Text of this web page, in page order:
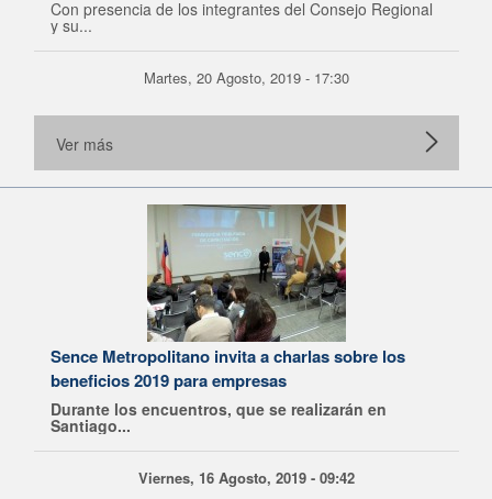
Con presencia de los integrantes del Consejo Regional
y su...
Martes, 20 Agosto, 2019 - 17:30
Ver más
Sence Metropolitano invita a charlas sobre los
beneficios 2019 para empresas
Durante los encuentros, que se realizarán en
Santiago...
Viernes, 16 Agosto, 2019 - 09:42